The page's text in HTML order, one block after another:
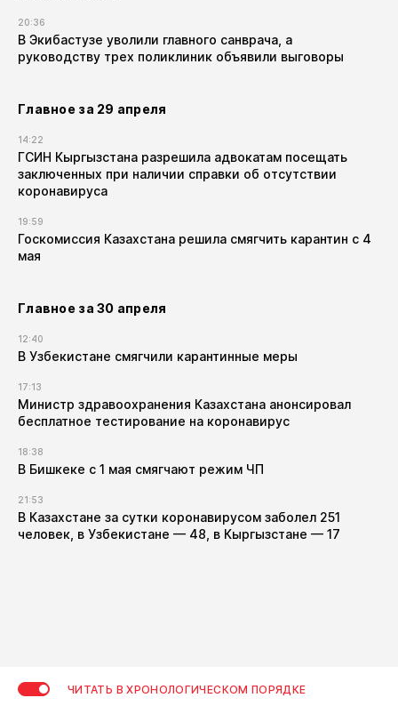
20:36
В Экибастузе уволили главного санврача, а
руководству трех поликлиник объявили выговоры
Главное за 29 апреля
14:22
ГСИН Кыргызстана разрешила адвокатам посещать
заключенных при наличии справки об отсутствии
коронавируса
19:59
Госкомиссия Казахстана решила смягчить карантин с 4
мая
Главное за 30 апреля
12:40
В Узбекистане смягчили карантинные меры
17:13
Министр здравоохранения Казахстана анонсировал
бесплатное тестирование на коронавирус
18:38
В Бишкеке с 1 мая смягчают режим ЧП
21:53
В Казахстане за сутки коронавирусом заболел 251
человек, в Узбекистане — 48, в Кыргызстане — 17
ЧИТАТЬ В ХРОНОЛОГИЧЕСКОМ ПОРЯДКЕ